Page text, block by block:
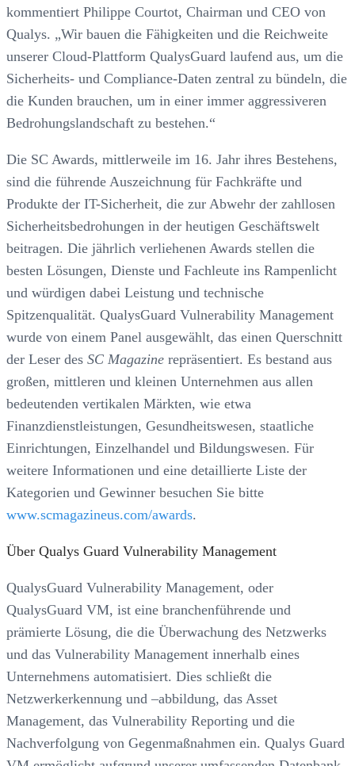
kommentiert Philippe Courtot, Chairman und CEO von
Qualys. „Wir bauen die Fähigkeiten und die Reichweite
unserer Cloud-Plattform QualysGuard laufend aus, um die
Sicherheits- und Compliance-Daten zentral zu bündeln, die
die Kunden brauchen, um in einer immer aggressiveren
Bedrohungslandschaft zu bestehen.“
Die SC Awards, mittlerweile im 16. Jahr ihres Bestehens,
sind die führende Auszeichnung für Fachkräfte und
Produkte der IT-Sicherheit, die zur Abwehr der zahllosen
Sicherheitsbedrohungen in der heutigen Geschäftswelt
beitragen. Die jährlich verliehenen Awards stellen die
besten Lösungen, Dienste und Fachleute ins Rampenlicht
und würdigen dabei Leistung und technische
Spitzenqualität. QualysGuard Vulnerability Management
wurde von einem Panel ausgewählt, das einen Querschnitt
der Leser des SC Magazine repräsentiert. Es bestand aus
großen, mittleren und kleinen Unternehmen aus allen
bedeutenden vertikalen Märkten, wie etwa
Finanzdienstleistungen, Gesundheitswesen, staatliche
Einrichtungen, Einzelhandel und Bildungswesen. Für
weitere Informationen und eine detaillierte Liste der
Kategorien und Gewinner besuchen Sie bitte
www.scmagazineus.com/awards.
Über Qualys Guard Vulnerability Management
QualysGuard Vulnerability Management, oder
QualysGuard VM, ist eine branchenführende und
prämierte Lösung, die die Überwachung des Netzwerks
und das Vulnerability Management innerhalb eines
Unternehmens automatisiert. Dies schließt die
Netzwerkerkennung und –abbildung, das Asset
Management, das Vulnerability Reporting und die
Nachverfolgung von Gegenmaßnahmen ein. Qualys Guard